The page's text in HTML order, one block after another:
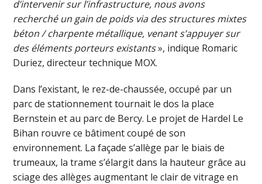
d’intervenir sur l’infrastructure, nous avons
recherché un gain de poids via des structures mixtes
béton / charpente métallique, venant s’appuyer sur
des éléments porteurs existants», indique Romaric
Duriez, directeur technique MOX.
Dans l’existant, le rez-de-chaussée, occupé par un
parc de stationnement tournait le dos la place
Bernstein et au parc de Bercy. Le projet de Hardel Le
Bihan rouvre ce bâtiment coupé de son
environnement. La façade s’allège par le biais de
trumeaux, la trame s’élargit dans la hauteur grâce au
sciage des allèges augmentant le clair de vitrage en